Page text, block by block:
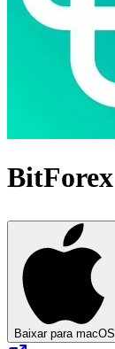
BitForex
Baixar para macOS